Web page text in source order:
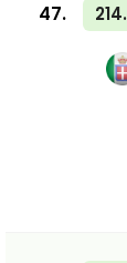
47. 214.